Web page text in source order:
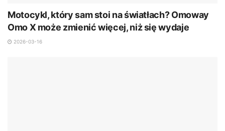
Motocykl, który sam stoi na światłach? Omoway
Omo X może zmienić więcej, niż się wydaje
2026-03-16